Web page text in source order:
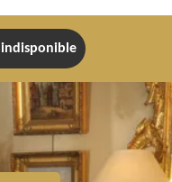
indisponible